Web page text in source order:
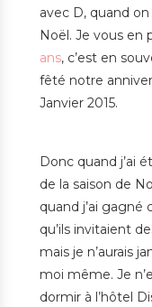
avec D, quand
Noël. Je vous en
ans, c’est en
fêté notre
Janvier 2015.
Donc quand j’ai
de la saison de
quand j’ai gagné
qu’ils invitaient
mais je n’aurais
moi même. Je
dormir à l’hôtel